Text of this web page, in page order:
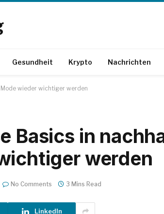
Gesundheit Krypto Nachrichten
wieder wichtiger werden
Basics in
werden
No Comments 3 Mins Read
LinkedIn